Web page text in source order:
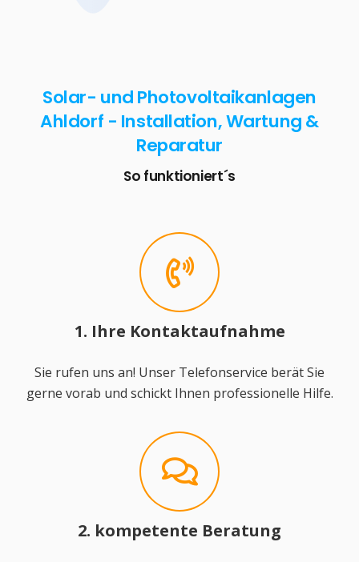
Solar- und Photovoltaikanlagen
Ahldorf - Installation, Wartung &
Reparatur
So funktioniert´s
1. Ihre Kontaktaufnahme
Sie rufen uns an! Unser Telefonservice berät Sie
gerne vorab und schickt Ihnen professionelle Hilfe.
2. kompetente Beratung